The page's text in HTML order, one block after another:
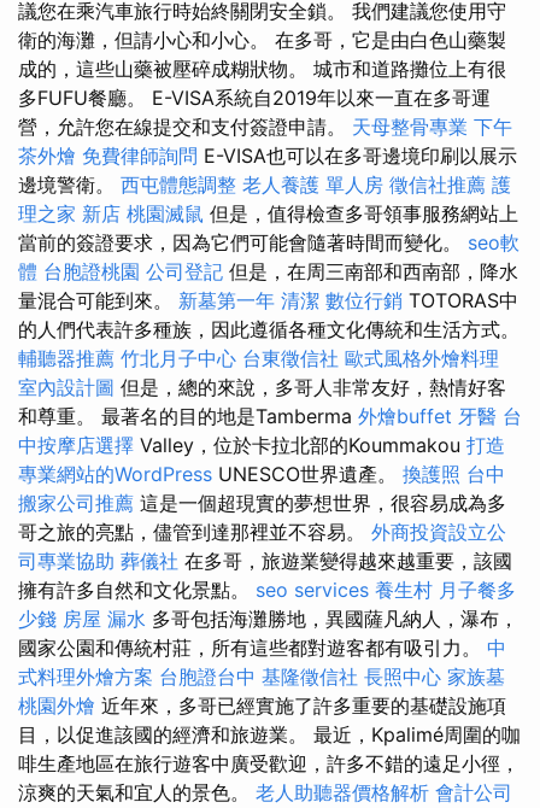
議您在乘汽車旅行時始終關閉安全鎖。 我們建議您使用守
衛的海灘，但請小心和小心。 在多哥，它是由白色山藥製
成的，這些山藥被壓碎成糊狀物。 城市和道路攤位上有很
多FUFU餐廳。 E-VISA系統自2019年以來一直在多哥運
營，允許您在線提交和支付簽證申請。 天母整骨專業 下午
茶外燴 免費律師詢問 E-VISA也可以在多哥邊境印刷以展示
邊境警衛。 西屯體態調整 老人養護 單人房 徵信社推薦 護
理之家 新店 桃園滅鼠 但是，值得檢查多哥領事服務網站上
當前的簽證要求，因為它們可能會隨著時間而變化。 seo軟
體 台胞證桃園 公司登記 但是，在周三南部和西南部，降水
量混合可能到來。 新墓第一年 清潔 數位行銷 TOTORAS中
的人們代表許多種族，因此遵循各種文化傳統和生活方式。
輔聽器推薦 竹北月子中心 台東徵信社 歐式風格外燴料理
室內設計圖 但是，總的來說，多哥人非常友好，熱情好客
和尊重。 最著名的目的地是Tamberma 外燴buffet 牙醫 台
中按摩店選擇 Valley，位於卡拉北部的Koummakou 打造
專業網站的WordPress UNESCO世界遺產。 換護照 台中
搬家公司推薦 這是一個超現實的夢想世界，很容易成為多
哥之旅的亮點，儘管到達那裡並不容易。 外商投資設立公
司專業協助 葬儀社 在多哥，旅遊業變得越來越重要，該國
擁有許多自然和文化景點。 seo services 養生村 月子餐多
少錢 房屋 漏水 多哥包括海灘勝地，異國薩凡納人，瀑布，
國家公園和傳統村莊，所有這些都對遊客都有吸引力。 中
式料理外燴方案 台胞證台中 基隆徵信社 長照中心 家族墓
桃園外燴 近年來，多哥已經實施了許多重要的基礎設施項
目，以促進該國的經濟和旅遊業。 最近，Kpalimé周圍的咖
啡生產地區在旅行遊客中廣受歡迎，許多不錯的遠足小徑，
涼爽的天氣和宜人的景色。 老人助聽器價格解析 會計公司